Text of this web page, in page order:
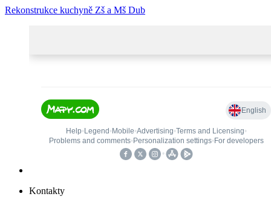
Rekonstrukce kuchyně Zš a Mš Dub
Kontakty